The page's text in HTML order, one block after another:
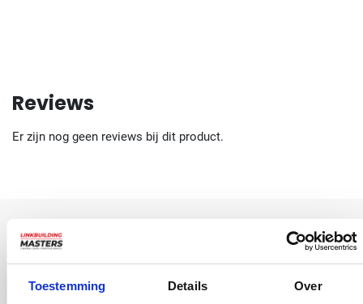
Toestemming Details Over
Reviews
Er zijn nog geen reviews bij dit product.
Vergelijkbare producten